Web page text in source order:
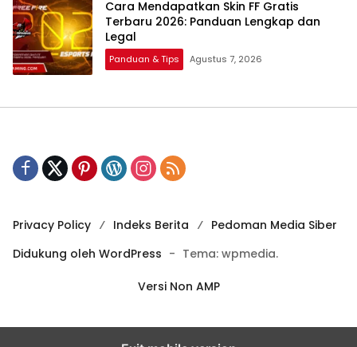
Cara Mendapatkan Skin FF Gratis
Terbaru 2026: Panduan Lengkap dan
Legal
Panduan & Tips Agustus 7, 2026
Privacy Policy Indeks Berita
Pedoman Media Siber
Didukung oleh WordPress - Tema: wpmedia.
Versi Non AMP